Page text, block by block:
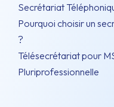
Secrétariat
Pourquoi choisir un
?
Télésecrétariat pour
Pluriprofessionnelle